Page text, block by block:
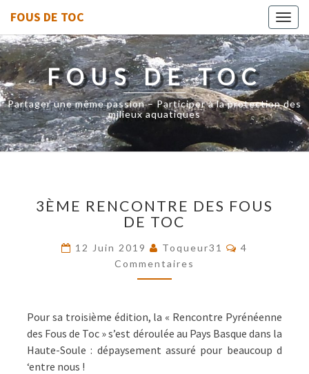
FOUS DE TOC
FOUS DE TOC
Partager une même passion – Participer à la protection des
milieux aquatiques
RENCONTRE
DES
DE
TOC
3ÈME RENCONTRE DES FOUS
DE TOC
12 Juin 2019 Toqueur31
4
Commentaires
Pour sa troisième édition, la « Rencontre Pyrénéenne
des Fous de Toc » s’est déroulée au Pays Basque dans la
Haute-Soule : dépaysement assuré pour beaucoup d
‘entre nous !